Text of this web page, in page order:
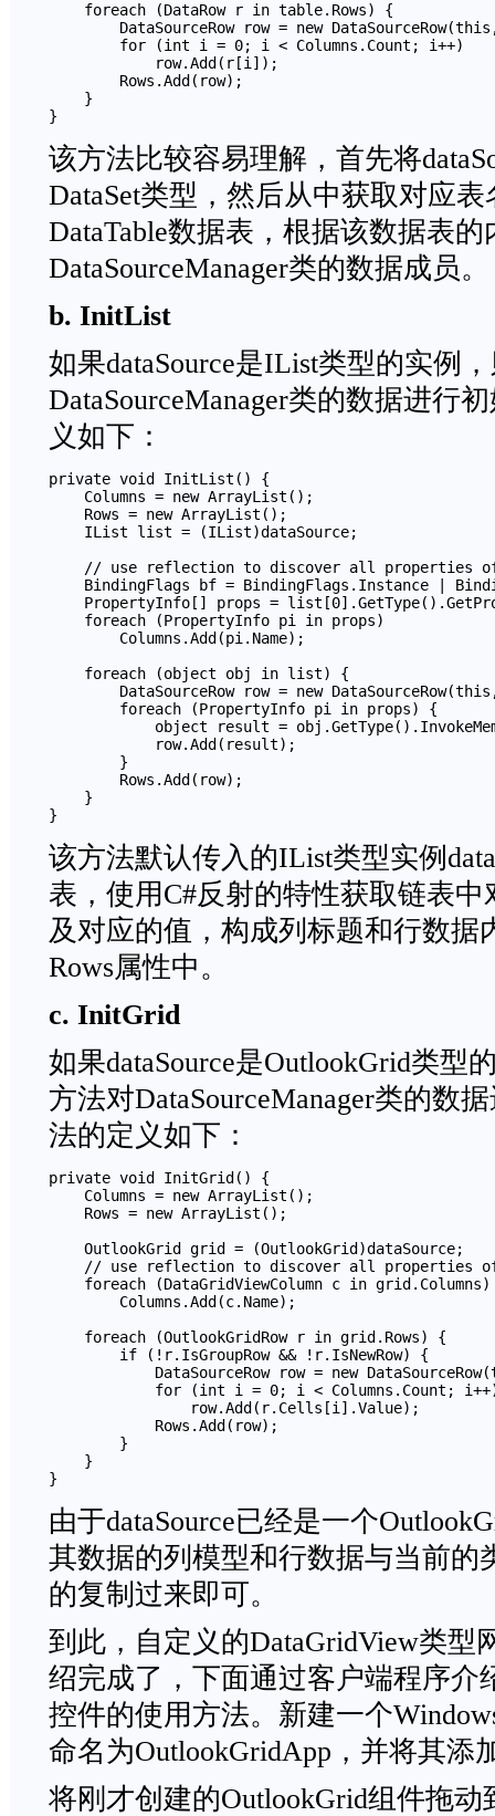
foreach (DataRow r in table.Rows) {
DataSourceRow row = new
for (int i = 0; i < Columns.Count; i++)
row.Add(r[i]);
Rows.Add(row);
}
}
该方法比较容易理解，首先将
DataSet类型，然后从中获取对应表
DataTable数据表，根据该数据表
DataSourceManager类的数据成员。
b. InitList
如果dataSource是IList类型的实例
DataSourceManager类的数据进行
义如下：
private void InitList() {
Columns = new ArrayList();
Rows = new ArrayList();
IList list = (IList)dataSource;
// use reflection to discover all properties
BindingFlags bf = BindingFlags.Instance |
PropertyInfo[] props =
foreach (PropertyInfo pi in props)
Columns.Add(pi.Name);
foreach (object obj in list) {
DataSourceRow row = new
foreach (PropertyInfo pi in props) {
object result =
row.Add(result);
}
Rows.Add(row);
}
}
该方法默认传入的IList类型实例
表，使用C#反射的特性获取链表
及对应的值，构成列标题和行数据
Rows属性中。
c. InitGrid
如果dataSource是OutlookGrid类型
方法对DataSourceManager类的数
法的定义如下：
private void InitGrid() {
Columns = new ArrayList();
Rows = new ArrayList();
OutlookGrid grid = (OutlookGrid)dataSource;
// use reflection to discover all properties
foreach (DataGridViewColumn c in grid.Columns)
Columns.Add(c.Name);
foreach (OutlookGridRow r in grid.Rows) {
if (!r.IsGroupRow && !r.IsNewRow) {
DataSourceRow row = new
for (int i = 0; i < Columns.Count;
row.Add(r.Cells[i].Value);
Rows.Add(row);
}
}
}
由于dataSource已经是一个
其数据的列模型和行数据与当前的
的复制过来即可。
到此，自定义的DataGridView类型
绍完成了，下面通过客户端程序介
控件的使用方法。新建一个
命名为OutlookGridApp，并将其添
将刚才创建的OutlookGrid组件拖动